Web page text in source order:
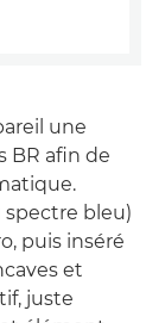
une
BR afin de
bleu)
puis inséré
et
juste